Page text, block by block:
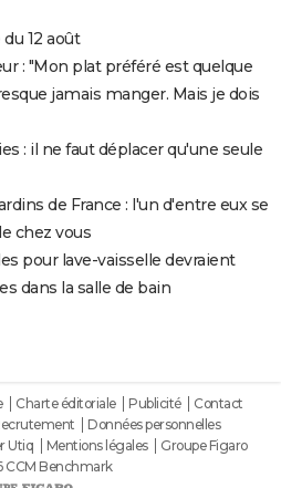
12 août
: "Mon plat préféré est quelque
jamais manger. Mais je dois
: il ne faut déplacer qu'une seule
de France : l'un d'entre eux se
chez vous
pour lave-vaisselle devraient
dans la salle de bain
Charte éditoriale Publicité
Contact
Données personnelles
Utiq Mentions légales
Groupe Figaro
CCM Benchmark